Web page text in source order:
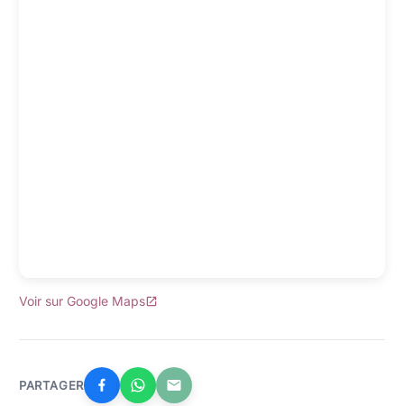
Voir sur Google Maps
PARTAGER